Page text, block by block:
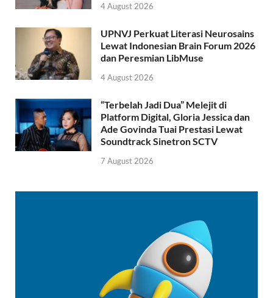
4 August 2026
UPNVJ Perkuat Literasi Neurosains
Lewat Indonesian Brain Forum 2026
dan Peresmian LibMuse
4 August 2026
“Terbelah Jadi Dua” Melejit di
Platform Digital, Gloria Jessica dan
Ade Govinda Tuai Prestasi Lewat
Soundtrack Sinetron SCTV
7 August 2026